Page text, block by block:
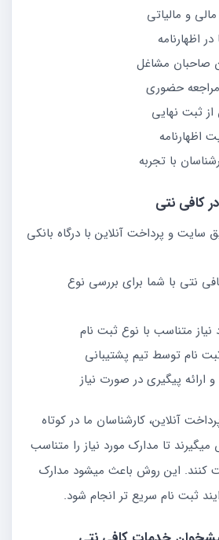
و مالیاتی
اظهارنامه
صاحبان مشاغل
مراجعه حضوری
ثبت نهایی
اظهارنامه
با تجربه
کافی نتی
و پرداخت آنلاین با درگاه بانکی
نتی با شما برای بررسی نوع
متناسب با نوع ثبت نام
نام توسط تیم پشتیبانی
ارائه پیگیری در صورت نیاز
آنلاین، کارشناسان ما در کوتاه
تا مدارک مورد نیاز را متناسب
کنند. این روش باعث میشود مدارک
ثبت نام سریع تر انجام شود.